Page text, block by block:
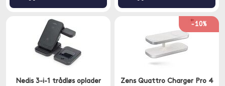
Nedis 3-i-1 trådløs oplader
-10%
Zens Quattro Charger Pro 4